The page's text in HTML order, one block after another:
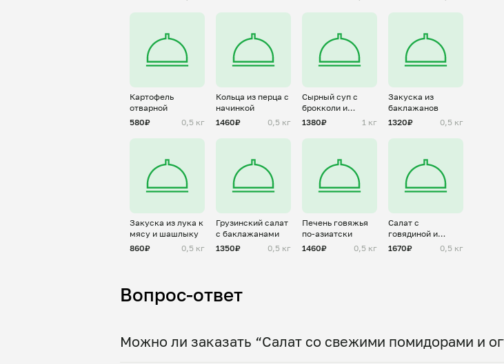
Картофель
отварной
580₽
0,5 кг
Кольца из перца с
начинкой
1460₽
0,5 кг
Сырный суп с
брокколи и
грибами
1380₽ 1 кг
Закуска из
баклажанов
1320₽
0,5 кг
Закуска из лука к
мясу и шашлыку
860₽
0,5 кг
Грузинский салат
с баклажанами
1350₽
0,5 кг
Печень говяжья
по-азиатски
1460₽
0,5 кг
Салат с
говядиной и
овощами
1670₽ 0,5 кг
Вопрос-ответ
Можно ли заказать “Салат со свежими помидорами и